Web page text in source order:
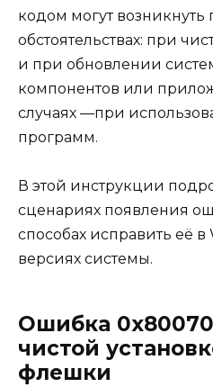
кодом могут возникнуть
обстоятельствах: при
и при обновлении
компонентов или
случаях —при
программ.
В этой инструкции
сценариях появления
способах исправить её в
версиях системы.
Ошибка
чистой
флешки